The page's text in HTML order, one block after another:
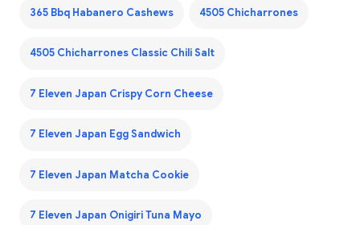
365 Bbq Habanero Cashews 4505 Chicharrones
4505 Chicharrones Classic Chili Salt
7 Eleven Japan Crispy Corn Cheese
7 Eleven Japan Egg Sandwich
7 Eleven Japan Matcha Cookie
7 Eleven Japan Onigiri Tuna Mayo